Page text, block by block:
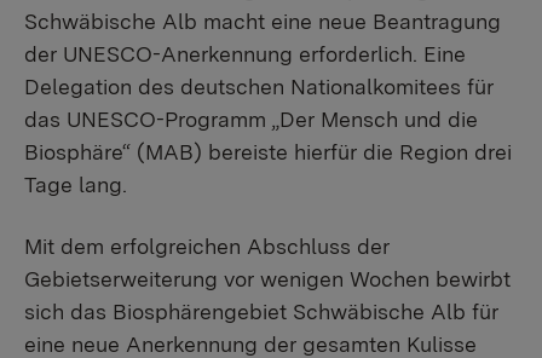
Schwäbische Alb macht eine neue Beantragung
der UNESCO-Anerkennung erforderlich. Eine
Delegation des deutschen Nationalkomitees für
das UNESCO-Programm „Der Mensch und die
Biosphäre“ (MAB) bereiste hierfür die Region drei
Tage lang.
Mit dem erfolgreichen Abschluss der
Gebietserweiterung vor wenigen Wochen bewirbt
sich das Biosphärengebiet Schwäbische Alb für
eine neue Anerkennung der gesamten Kulisse